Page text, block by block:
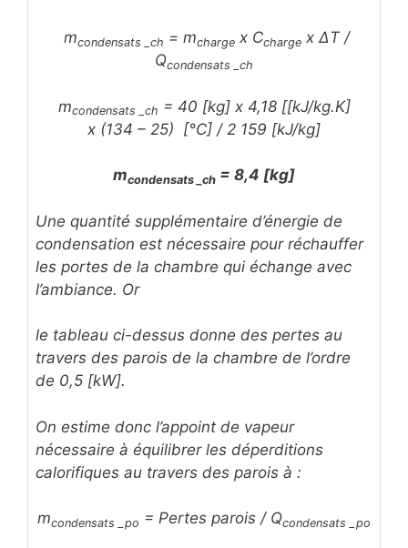
mcondensats _ch = mchargex Cchargex ΔT /
Qcondensats _ch
mcondensats _ch = 40 [kg] x 4,18 [[kJ/kg.K]
x (134 – 25) [°C] / 2 159 [kJ/kg]
mcondensats _ch = 8,4 [kg]
Une quantité supplémentaire d’énergie de
condensation est nécessaire pour réchauffer
les portes de la chambre qui échange avec
l’ambiance. Or
le tableau ci-dessus donne des pertes au
travers des parois de la chambre de l’ordre
de 0,5 [kW].
On estime donc l’appoint de vapeur
nécessaire à équilibrer les déperditions
calorifiques au travers des parois à :
mcondensats _po = Pertes parois / Qcondensats _po